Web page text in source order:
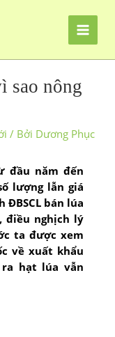
sao nông
/ Bởi Dương Phục
đầu năm đến
lượng lẫn giá
ĐBSCL bán lúa
điều nghịch lý
ta được xem
về xuất khẩu
hạt lúa vẫn